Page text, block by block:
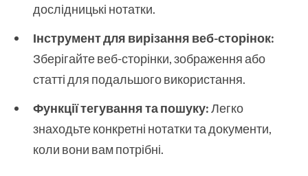
дослідницькі нотатки.
Інструмент для вирізання веб-сторінок:
Зберігайте веб-сторінки, зображення або
статті для подальшого використання.
Функції тегування та пошуку:Легко
знаходьте конкретні нотатки та документи,
коли вони вам потрібні.